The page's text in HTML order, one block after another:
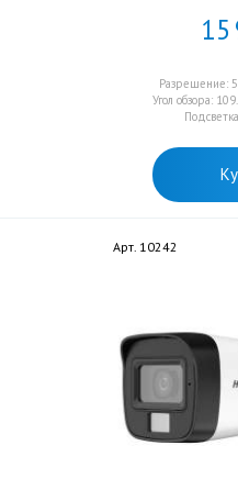
15
Разрешение:
Угол обзора:
Арт. 10242